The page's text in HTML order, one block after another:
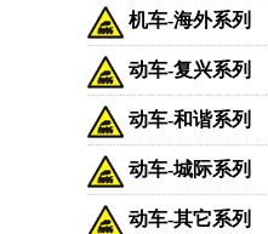
机车-海外系列
动车-复兴系列
动车-和谐系列
动车-城际系列
动车-其它系列